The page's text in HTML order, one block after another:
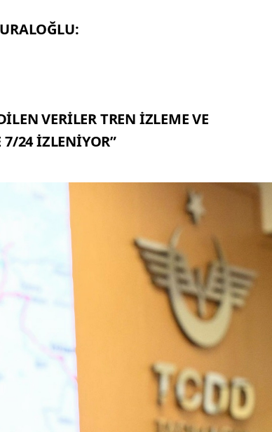
VERİLER TREN İZLEME VE
7/24 İZLENİYOR”